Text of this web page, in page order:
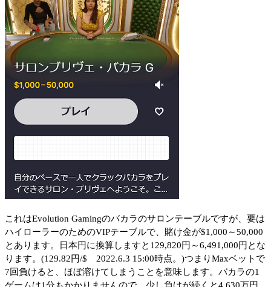
これはEvolution Gamingのバカラのサロンテーブルですが、要は
ハイローラーのためのVIPテーブルで、賭け金が$1,000～50,000
とあります。日本円に換算しますと129,820円～6,491,000円とな
ります。(129.82円/$ 2022.6.3 15:00時点。)つまりMaxベットで
7回負けると、ほぼ溶けてしまうことを意味します。バカラの1